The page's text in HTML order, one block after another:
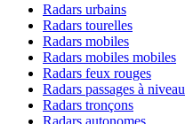
Radars urbains
Radars tourelles
Radars mobiles
Radars mobiles mobiles
Radars feux rouges
Radars passages à niveau
Radars tronçons
Radars autonomes